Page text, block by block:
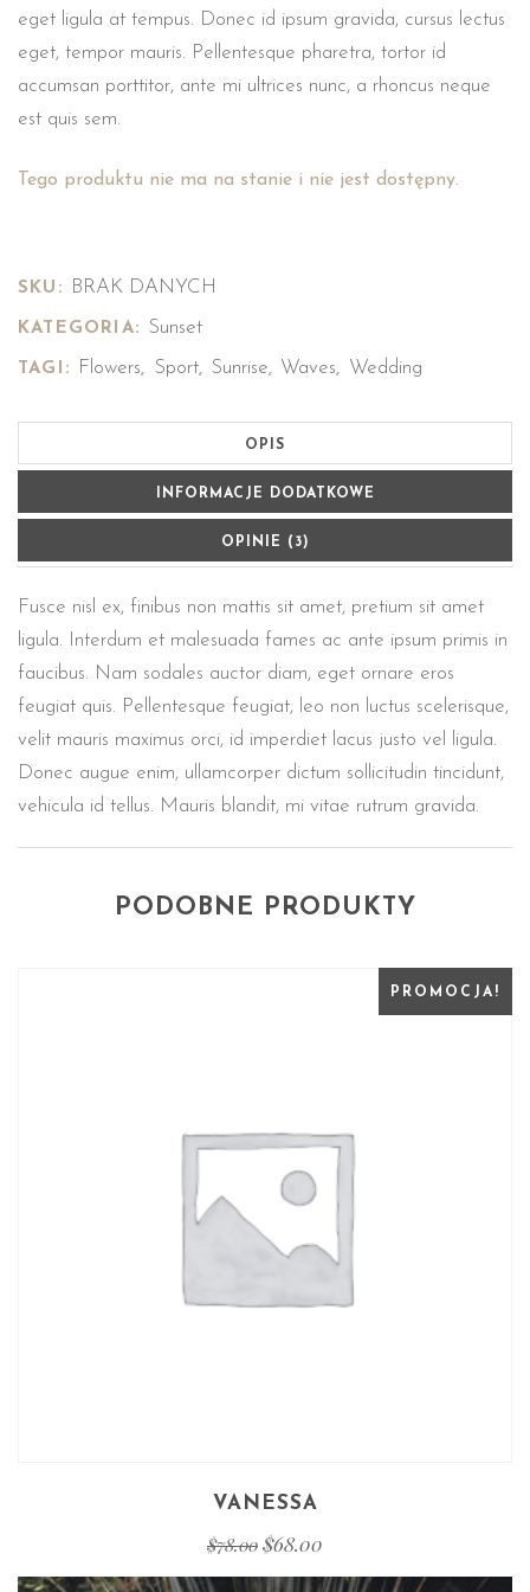
klientów
eget ligula at tempus. Donec id ipsum gravida, cursus lectus
eget, tempor mauris. Pellentesque pharetra, tortor id
accumsan porttitor, ante mi ultrices nunc, a rhoncus neque
est quis sem.
Tego produktu nie ma na stanie i nie jest dostępny.
SKU: BRAK DANYCH
KATEGORIA: Sunset
TAGI: Flowers, Sport, Sunrise, Waves, Wedding
OPIS
INFORMACJE DODATKOWE
OPINIE (3)
Fusce nisl ex, finibus non mattis sit amet, pretium sit amet
ligula. Interdum et malesuada fames ac ante ipsum primis in
faucibus. Nam sodales auctor diam, eget ornare eros
feugiat quis. Pellentesque feugiat, leo non luctus scelerisque,
velit mauris maximus orci, id imperdiet lacus justo vel ligula.
Donec augue enim, ullamcorper dictum sollicitudin tincidunt,
vehicula id tellus. Mauris blandit, mi vitae rutrum gravida.
PODOBNE PRODUKTY
PROMOCJA!
VANESSA
$78.00 $68.00